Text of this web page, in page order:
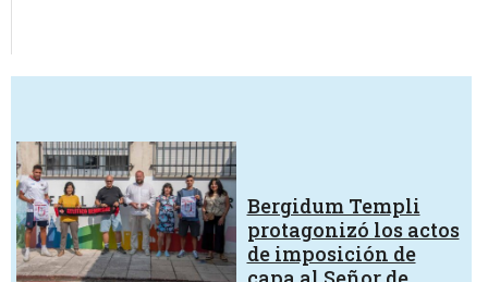
Bergidum Templi
protagonizó los actos
de imposición de